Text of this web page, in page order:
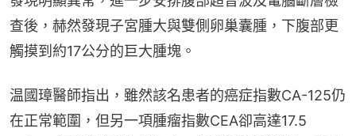
查後，赫然發現子宮腫大與雙側卵巢囊腫，下腹部更
觸摸到約17公分的巨大腫塊。
温國璋醫師指出，雖然該名患者的癌症指數CA-125仍
在正常範圍，但另一項腫瘤指數CEA卻高達17.5